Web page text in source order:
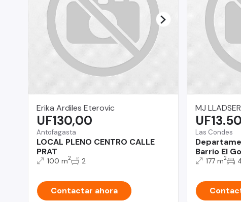
Erika Ardiles Eterovic
Antofagasta
LOCAL PLENO CENTRO CALLE
PRAT
UF130,00
100 m2 2
Contactar ahora
MJ
Las Condes
Barrio El
177 m2